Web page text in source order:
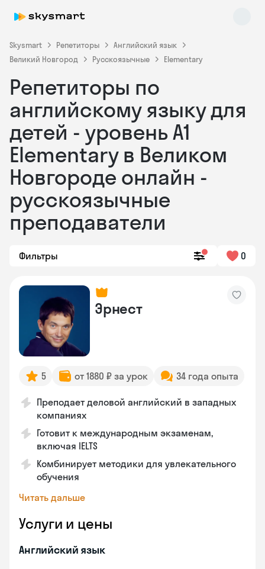
Skysmart Репетиторы
Английский язык
Великий Новгород
Русскоязычные Elementary
Репетиторы по
английскому языку для
детей - уровень А1
Elementary в Великом
Новгороде онлайн -
русскоязычные
преподаватели
Фильтры 0
Эрнест
5 от 1880 ₽ за урок 34 года опыта
Преподает деловой английский в западных
компаниях
Готовит к международным экзаменам,
включая IELTS
Комбинирует методики для увлекательного
обучения
Читать дальше
Услуги и цены
Английский язык
Skysmart Chat